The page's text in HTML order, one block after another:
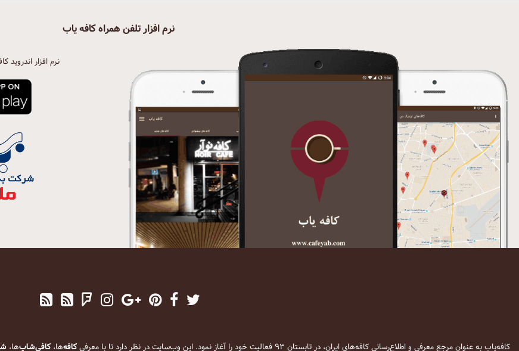
نرم افزار تلفن همراه کافه یاب
نرم افزار اندروید
کافه‌یاب به عنوان مرجع معرفی و اطلاع‌رسانی کافه‌های ایران، در تابستان ۹۳ فعالیت خود را آغاز نمود. این وب‌سایت در نظر دارد تا با معرفی کافه‌ها، کافی‌شاپ‌ها،